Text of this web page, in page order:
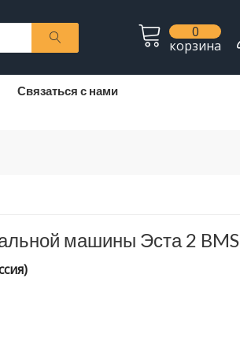
0
корзина
Связаться с нами
машины Эста 2 BMS